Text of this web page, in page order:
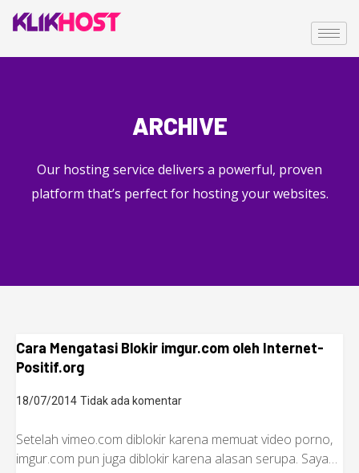
ARCHIVE
Our hosting service delivers a powerful, proven
platform that’s perfect for hosting your websites.
Cara Mengatasi Blokir imgur.com oleh Internet-
Positif.org
18/07/2014 Tidak ada komentar
Setelah vimeo.com diblokir karena memuat video porno,
imgur.com pun juga diblokir karena alasan serupa. Saya…